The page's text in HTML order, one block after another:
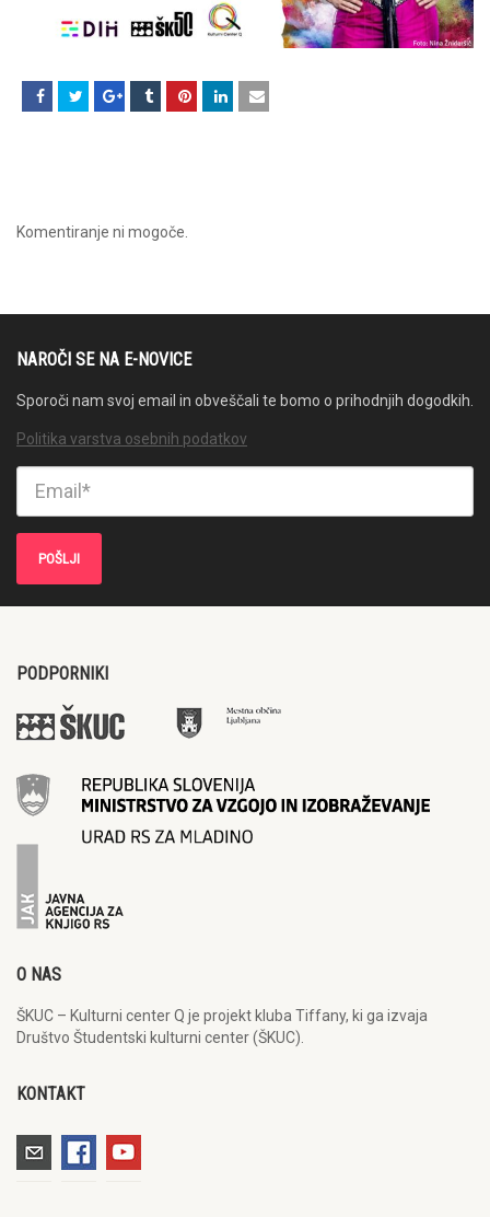
Komentiranje ni mogoče.
NAROČI SE NA E-NOVICE
Sporoči nam svoj email in obveščali te bomo o prihodnjih dogodkih.
Politika varstva osebnih podatkov
PODPORNIKI
O NAS
ŠKUC – Kulturni center Q je projekt kluba Tiffany, ki ga izvaja
Društvo Študentski kulturni center (ŠKUC).
KONTAKT